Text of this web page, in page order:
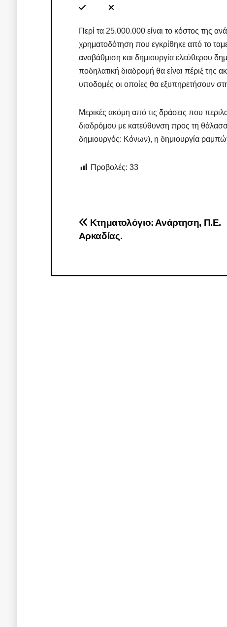
Περί τα 25.000.000 είναι το κόστος της
χρηματοδότηση που εγκρίθηκε από το
αναβάθμιση και δημιουργία ελεύθερου
ποδηλατική διαδρομή θα είναι πέριξ της
υποδομές οι οποίες θα εξυπηρετήσουν
Μερικές ακόμη από τις δράσεις που
διαδρόμου με κατεύθυνση προς τη
δημιουργός: Κόνων), η δημιουργία
Προβολές: 33
Πλοήγηση
άρθρων
Κτηματολόγιο: Ανάρτηση, Π.Ε.
Αρκαδίας.